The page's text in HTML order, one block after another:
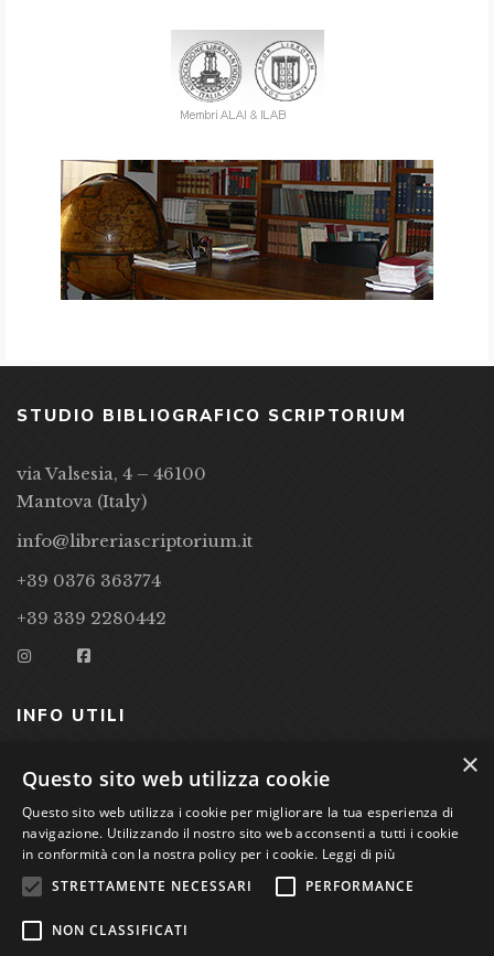
STUDIO BIBLIOGRAFICO SCRIPTORIUM
via Valsesia, 4 – 46100
Mantova (Italy)
info@libreriascriptorium.it
+39 0376 363774
+39 339 2280442
INFO UTILI
CONDIZIONI DI VENDITA
PRIVACY POLICY
COOKIE POLICY
Studio Bibliografico Scriptorium Dott.ssa Sara Bassi VAT
×
Questo sito web utilizza cookie
Questo sito web utilizza i cookie per migliorare la tua esperienza di
navigazione. Utilizzando il nostro sito web acconsenti a tutti i cookie
in conformità con la nostra policy per i cookie. Leggi di più
STRETTAMENTE NECESSARI
PERFORMANCE
NON CLASSIFICATI